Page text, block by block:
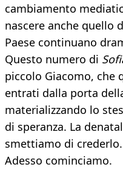
cambiamento
nascere anche quello
Paese continuano
Questo numero di
piccolo Giacomo, che
entrati dalla porta
materializzando lo
di speranza. La
smettiamo di crederlo.
Adesso cominciamo.